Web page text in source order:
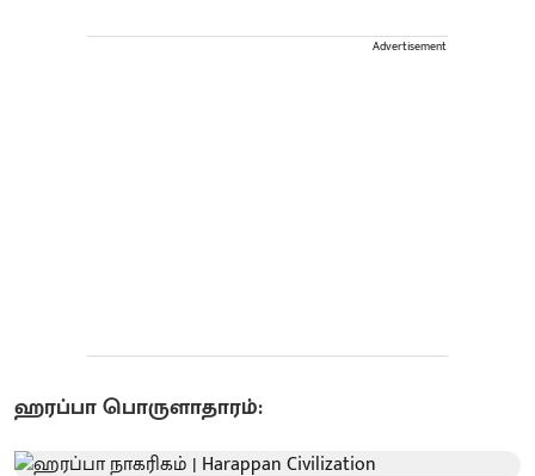
Advertisement
ஹரப்பா பொருளாதாரம்: